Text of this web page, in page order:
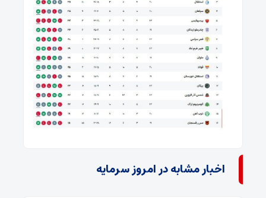
اخبار مشابه در امروز سرمایه